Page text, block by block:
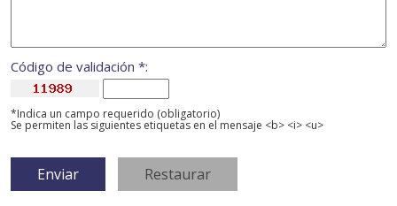
Código de validación *:
*Indica un campo requerido (obligatorio)
Se permiten las siguientes etiquetas en el mensaje <b> <i> <u>